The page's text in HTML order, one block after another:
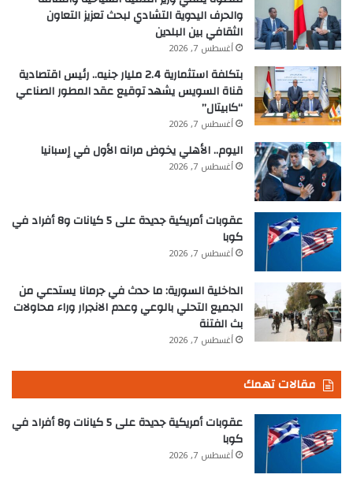
والحرف اليدوية التشادي لبحث تعزيز التعاون
الثقافي بين البلدين
أغسطس 7, 2026
بتكلفة استثمارية 2.4 مليار جنيه.. رئيس اقتصادية
قناة السويس يشهد توقيع عقد المطور الصناعي
“كابيتال”
أغسطس 7, 2026
اليوم.. الأهلي يخوض مرانه الأول في إسبانيا
أغسطس 7, 2026
عقوبات أمريكية جديدة على 5 كيانات و8 أفراد في
كوبا
أغسطس 7, 2026
الداخلية السورية: ما حدث في جرمانا يستدعي من
الجميع التحلي بالوعي وعدم الانجرار وراء محاولات
بث الفتنة
أغسطس 7, 2026
مقالات تهمك
عقوبات أمريكية جديدة على 5 كيانات و8 أفراد في
كوبا
أغسطس 7, 2026